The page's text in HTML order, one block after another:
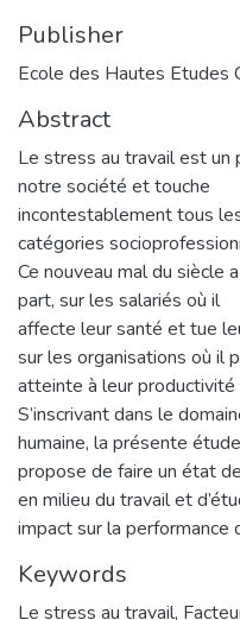
Publisher
Ecole des Hautes Etudes
Abstract
Le stress au travail est un
notre société et touche
incontestablement tous
catégories
Ce nouveau mal du siècle
part, sur les salariés où il
affecte leur santé et tue
sur les organisations où il
atteinte à leur productivité
S’inscrivant dans le
humaine, la présente
propose de faire un état
en milieu du travail et
impact sur la performance
Keywords
Le stress au travail,